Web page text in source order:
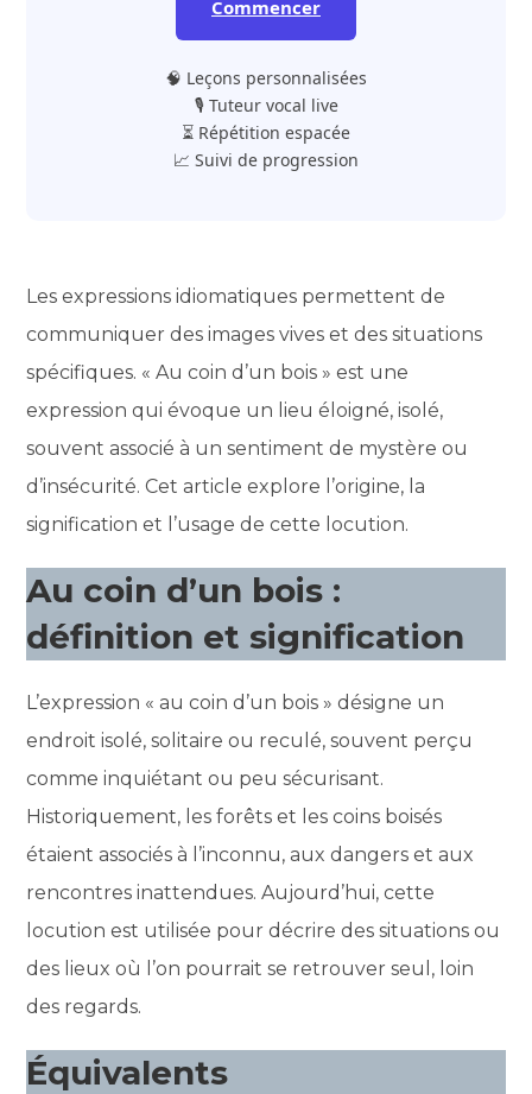
Commencer
🧠 Leçons personnalisées
🎙️ Tuteur vocal live
⏳ Répétition espacée
📈 Suivi de progression
Les expressions idiomatiques permettent de
communiquer des images vives et des situations
spécifiques. « Au coin d’un bois » est une
expression qui évoque un lieu éloigné, isolé,
souvent associé à un sentiment de mystère ou
d’insécurité. Cet article explore l’origine, la
signification et l’usage de cette locution.
Au coin d’un bois :
définition et signification
L’expression « au coin d’un bois » désigne un
endroit isolé, solitaire ou reculé, souvent perçu
comme inquiétant ou peu sécurisant.
Historiquement, les forêts et les coins boisés
étaient associés à l’inconnu, aux dangers et aux
rencontres inattendues. Aujourd’hui, cette
locution est utilisée pour décrire des situations ou
des lieux où l’on pourrait se retrouver seul, loin
des regards.
Équivalents